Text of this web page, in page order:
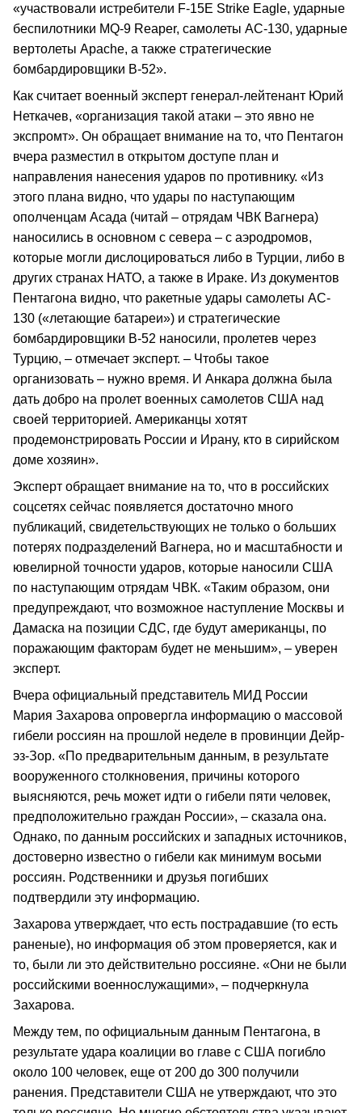
«участвовали истребители F-15E Strike Eagle, ударные
беспилотники MQ-9 Reaper, самолеты AC-130, ударные
вертолеты Apache, а также стратегические
бомбардировщики B-52».
Как считает военный эксперт генерал-лейтенант Юрий
Неткачев, «организация такой атаки – это явно не
экспромт». Он обращает внимание на то, что Пентагон
вчера разместил в открытом доступе план и
направления нанесения ударов по противнику. «Из
этого плана видно, что удары по наступающим
ополченцам Асада (читай – отрядам ЧВК Вагнера)
наносились в основном с севера – с аэродромов,
которые могли дислоцироваться либо в Турции, либо в
других странах НАТО, а также в Ираке. Из документов
Пентагона видно, что ракетные удары самолеты AC-
130 («летающие батареи») и стратегические
бомбардировщики В-52 наносили, пролетев через
Турцию, – отмечает эксперт. – Чтобы такое
организовать – нужно время. И Анкара должна была
дать добро на пролет военных самолетов США над
своей территорией. Американцы хотят
продемонстрировать России и Ирану, кто в сирийском
доме хозяин».
Эксперт обращает внимание на то, что в российских
соцсетях сейчас появляется достаточно много
публикаций, свидетельствующих не только о больших
потерях подразделений Вагнера, но и масштабности и
ювелирной точности ударов, которые наносили США
по наступающим отрядам ЧВК. «Таким образом, они
предупреждают, что возможное наступление Москвы и
Дамаска на позиции СДС, где будут американцы, по
поражающим факторам будет не меньшим», – уверен
эксперт.
Вчера официальный представитель МИД России
Мария Захарова опровергла информацию о массовой
гибели россиян на прошлой неделе в провинции Дейр-
эз-Зор. «По предварительным данным, в результате
вооруженного столкновения, причины которого
выясняются, речь может идти о гибели пяти человек,
предположительно граждан России», – сказала она.
Однако, по данным российских и западных источников,
достоверно известно о гибели как минимум восьми
россиян. Родственники и друзья погибших
подтвердили эту информацию.
Захарова утверждает, что есть пострадавшие (то есть
раненые), но информация об этом проверяется, как и
то, были ли это действительно россияне. «Они не были
российскими военнослужащими», – подчеркнула
Захарова.
Между тем, по официальным данным Пентагона, в
результате удара коалиции во главе с США погибло
около 100 человек, еще от 200 до 300 получили
ранения. Представители США не утверждают, что это